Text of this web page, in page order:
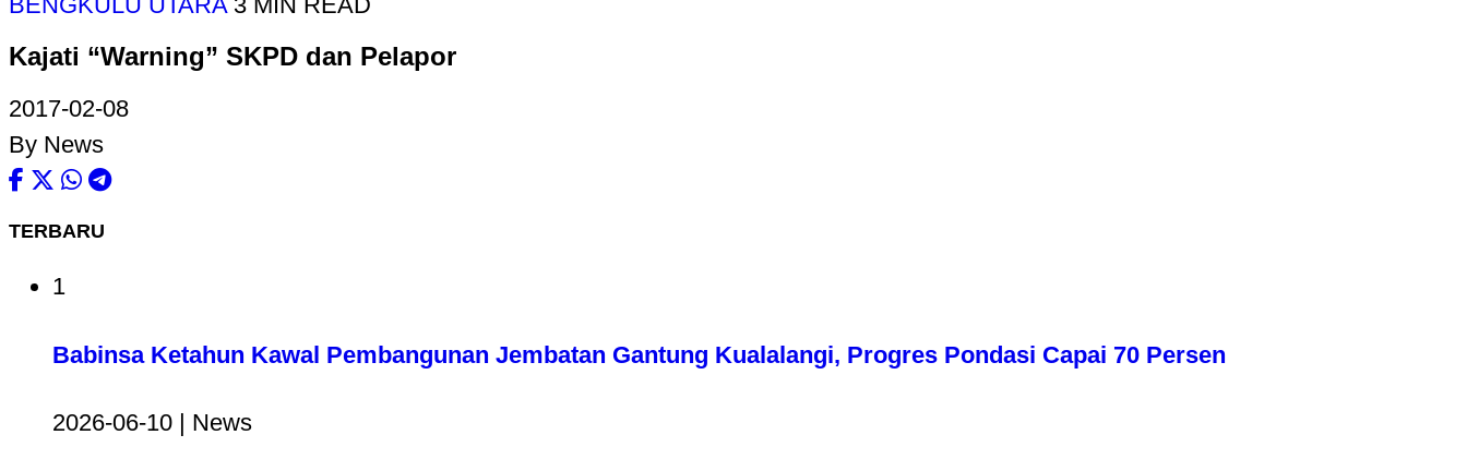
Kajati “Warning” SKPD dan Pelapor
2017-02-08
By News
TERBARU
1
Babinsa Ketahun Kawal Pembangunan Jembatan Gantung Kualalangi, Progres Pondasi Capai 70 Persen
2026-06-10 | News